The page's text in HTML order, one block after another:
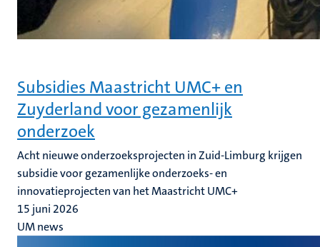
Subsidies Maastricht UMC+ en
Zuyderland voor gezamenlijk
onderzoek
Acht nieuwe onderzoeksprojecten in Zuid-Limburg krijgen
subsidie voor gezamenlijke onderzoeks- en
innovatieprojecten van het Maastricht UMC+
15 juni 2026
UM news